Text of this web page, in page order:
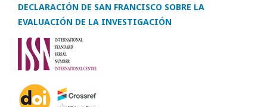
DECLARACIÓN DE SAN FRANCISCO SOBRE LA
EVALUACIÓN DE LA INVESTIGACIÓN